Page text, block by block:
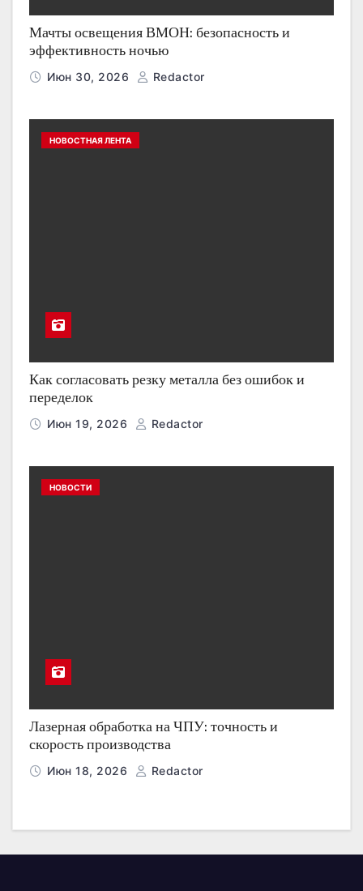
Мачты освещения ВМОН: безопасность и
эффективность ночью
Июн 30, 2026 Redactor
НОВОСТНАЯ ЛЕНТА
Как согласовать резку металла без ошибок и
переделок
Июн 19, 2026 Redactor
НОВОСТИ
Лазерная обработка на ЧПУ: точность и
скорость производства
Июн 18, 2026 Redactor